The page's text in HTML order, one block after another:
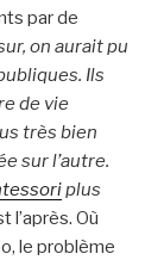
par de
on aurait pu
Ils
de vie
très bien
sur l’autre.
plus
l’après. Où
le problème